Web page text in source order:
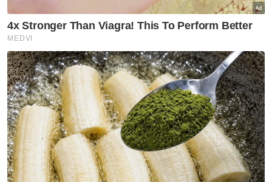
Apakah status hubungan anda?
Bujang Kahwin
Masuk | Daftar VPoints:0
Covid 19
Kedah